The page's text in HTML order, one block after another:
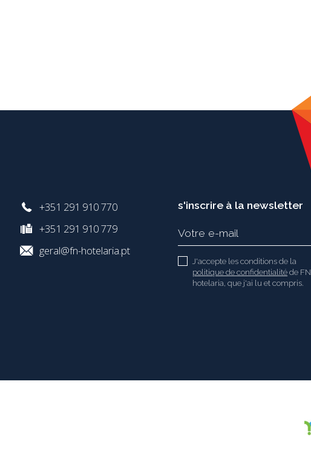
+351 291 910 770
+351 291 910 779
geral@fn-hotelaria.pt
s'inscrire à la newsletter
J'accepte les conditions de la
politique de confidentialitéde FN
hotelaria, que j'ai lu et compris.